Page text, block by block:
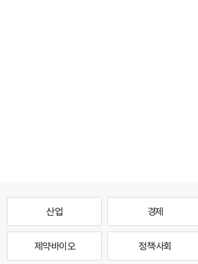
산업 경제
제약·바이오 정책·사회